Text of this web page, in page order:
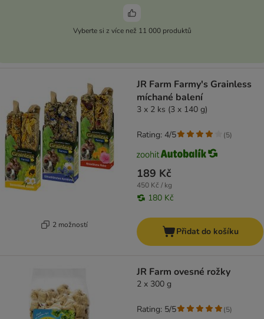
Vyberte si z více než 11 000 produktů
2 možností
JR Farm Farmy's Grainless
míchané balení
3 x 2 ks (3 x 140 g)
189 Kč
450 Kč / kg
180 Kč
Rating: 4/5 (5)
Přidat do košíku
JR Farm ovesné rožky
2 x 300 g
Rating: 5/5 (5)